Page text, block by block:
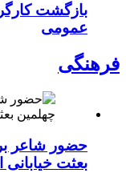
بازگشت
عمومی
فرهنگی
حضور شاعر
بعثت خیابانی